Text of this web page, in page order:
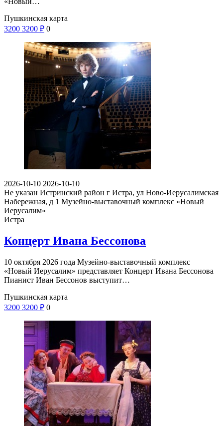
Пушкинская карта
3200 3200 ₽ 0
2026-10-10 2026-10-10
Не указан Истринский район г Истра, ул Ново-Иерусалимская
Набережная, д 1 Музейно-выставочный комплекс «Новый
Иерусалим»
Истра
Концерт Ивана Бессонова
10 октября 2026 года Музейно-выставочный комплекс
«Новый Иерусалим» представляет Концерт Ивана Бессонова
Пианист Иван Бессонов выступит…
Пушкинская карта
3200 3200 ₽ 0